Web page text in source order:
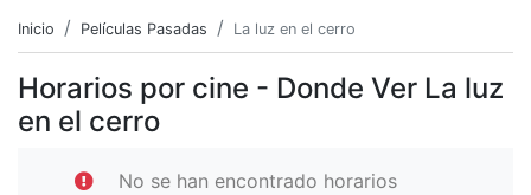
Inicio Películas Pasadas La luz en el cerro
Horarios por cine - Donde Ver La luz
en el cerro
No se han encontrado horarios